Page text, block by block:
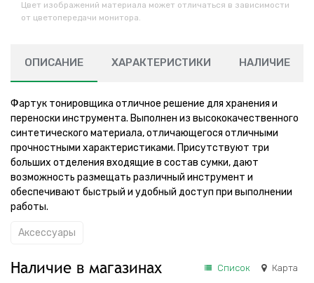
Цвет изображений материала может отличаться в зависимости
от цветопередачи монитора.
ОПИСАНИЕ ХАРАКТЕРИСТИКИ НАЛИЧИЕ
Фартук тонировщика отличное решение для хранения и
переноски инструмента. Выполнен из высококачественного
синтетического материала, отличающегося отличными
прочностными характеристиками. Присутствуют три
больших отделения входящие в состав сумки, дают
возможность размещать различный инструмент и
обеспечивают быстрый и удобный доступ при выполнении
работы.
Аксессуары
Наличие в магазинах Список Карта